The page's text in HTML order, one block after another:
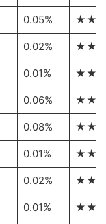
0.05%
0.02%
0.01%
0.06%
0.08%
0.01%
0.02%
0.01%